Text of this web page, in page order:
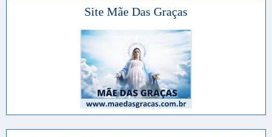
Site Mãe Das Graças